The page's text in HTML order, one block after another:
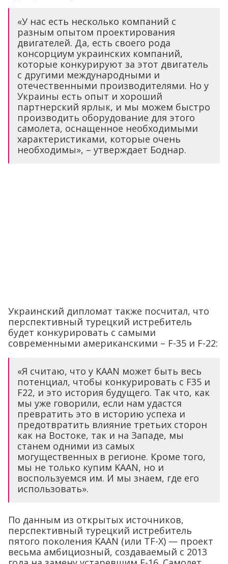
«У нас есть несколько компаний с
разным опытом проектирования
двигателей. Да, есть своего рода
консорциум украинских компаний,
которые конкурируют за этот двигатель
с другими международными и
отечественными производителями. Но у
Украины есть опыт и хороший
партнерский ярлык, и мы можем быстро
производить оборудование для этого
самолета, оснащенное необходимыми
характеристиками, которые очень
необходимы», – утверждает Боднар.
Украинский дипломат также посчитал, что
перспективный турецкий истребитель
будет конкурировать с самыми
современными американскими – F-35 и F-22:
«Я считаю, что у KAAN может быть весь
потенциал, чтобы конкурировать с F35 и
F22, и это история будущего. Так что, как
мы уже говорили, если нам удастся
превратить это в историю успеха и
предотвратить влияние третьих сторон
как на Востоке, так и на Западе, мы
станем одними из самых
могущественных в регионе. Кроме того,
мы не только купим KAAN, но и
воспользуемся им. И мы знаем, где его
использовать».
По данным из открытых источников,
перспективный турецкий истребитель
пятого поколения KAAN (или TF-X) — проект
весьма амбициозный, создаваемый с 2013